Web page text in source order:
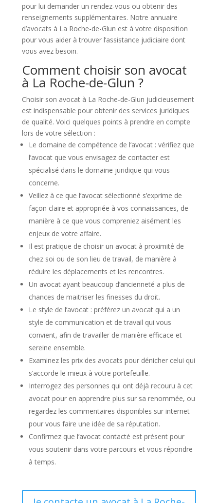
pour lui demander un rendez-vous ou obtenir des
renseignements supplémentaires. Notre annuaire
d’avocats à La Roche-de-Glun est à votre disposition
pour vous aider à trouver l’assistance judiciaire dont
vous avez besoin.
Comment choisir son avocat
à La Roche-de-Glun ?
Choisir son avocat à La Roche-de-Glun judicieusement
est indispensable pour obtenir des services juridiques
de qualité. Voici quelques points à prendre en compte
lors de votre sélection :
Le domaine de compétence de l’avocat : vérifiez que
l’avocat que vous envisagez de contacter est
spécialisé dans le domaine juridique qui vous
concerne.
Veillez à ce que l’avocat sélectionné s’exprime de
façon claire et appropriée à vos connaissances, de
manière à ce que vous compreniez aisément les
enjeux de votre affaire.
Il est pratique de choisir un avocat à proximité de
chez soi ou de son lieu de travail, de manière à
réduire les déplacements et les rencontres.
Un avocat ayant beaucoup d’ancienneté a plus de
chances de maitriser les finesses du droit.
Le style de l’avocat : préférez un avocat qui a un
style de communication et de travail qui vous
convient, afin de travailler de manière efficace et
sereine ensemble.
Examinez les prix des avocats pour dénicher celui qui
s’accorde le mieux à votre portefeuille.
Interrogez des personnes qui ont déjà recouru à cet
avocat pour en apprendre plus sur sa renommée, ou
regardez les commentaires disponibles sur internet
pour vous faire une idée de sa réputation.
Confirmez que l’avocat contacté est présent pour
vous soutenir dans votre parcours et vous répondre
à temps.